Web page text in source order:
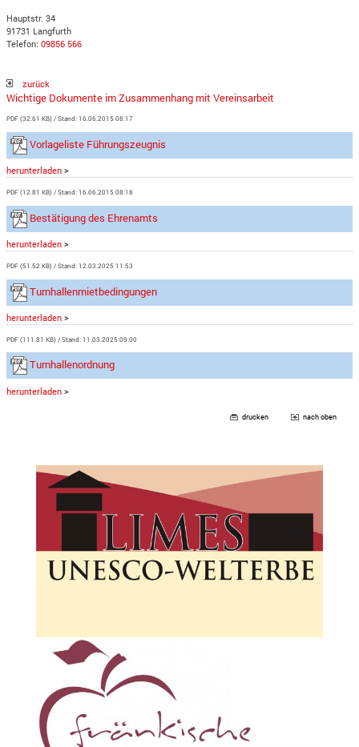
Hauptstr. 34
91731 Langfurth
Telefon:09856 566
zurück
Wichtige Dokumente im Zusammenhang mit Vereinsarbeit
PDF (32.61 KB) Stand: 16.06.2015 08:17
Vorlageliste Führungszeugnis
herunterladen >
PDF (12.81 KB) Stand: 16.06.2015 08:18
Bestätigung des Ehrenamts
herunterladen >
PDF (51.52 KB) Stand: 12.03.2025 11:53
Turnhallenmietbedingungen
herunterladen >
PDF (111.81 KB) Stand: 11.03.2025 09:00
Turnhallenordnung
herunterladen >
drucken nach oben